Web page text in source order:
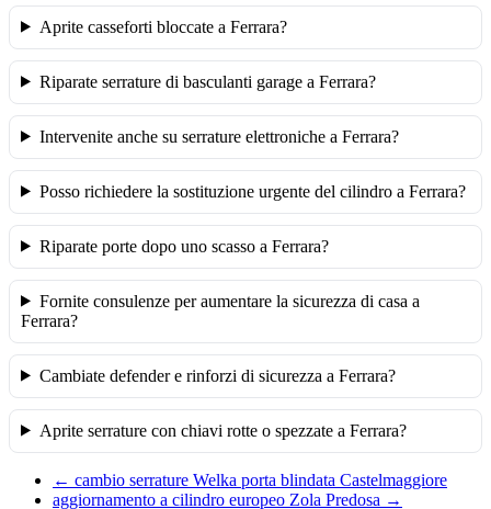
Aprite casseforti bloccate a Ferrara?
Riparate serrature di basculanti garage a Ferrara?
Intervenite anche su serrature elettroniche a Ferrara?
Posso richiedere la sostituzione urgente del cilindro a Ferrara?
Riparate porte dopo uno scasso a Ferrara?
Fornite consulenze per aumentare la sicurezza di casa a
Ferrara?
Cambiate defender e rinforzi di sicurezza a Ferrara?
Aprite serrature con chiavi rotte o spezzate a Ferrara?
← cambio serrature Welka porta blindata Castelmaggiore
aggiornamento a cilindro europeo Zola Predosa →